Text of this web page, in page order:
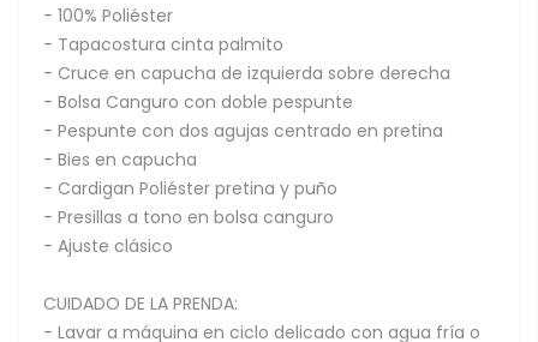
- 100% Poliéster
- Tapacostura cinta palmito
- Cruce en capucha de izquierda sobre derecha
- Bolsa Canguro con doble pespunte
- Pespunte con dos agujas centrado en pretina
- Bies en capucha
- Cardigan Poliéster pretina y puño
- Presillas a tono en bolsa canguro
- Ajuste clásico
CUIDADO DE LA PRENDA:
- Lavar a máquina en ciclo delicado con agua fría o